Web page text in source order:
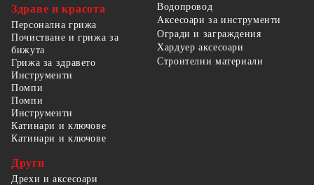
Здраве и красота
Персонална грижа
Почистване и грижа за
бижута
Грижа за здравето
Водопровод
Аксесоари за инструменти
Огради и заграждения
Хардуер аксесоари
Строителни материали
Инструменти
Помпи
Помпи
Инструменти
Катинари и ключове
Катинари и ключове
Други
Дрехи и аксесоари